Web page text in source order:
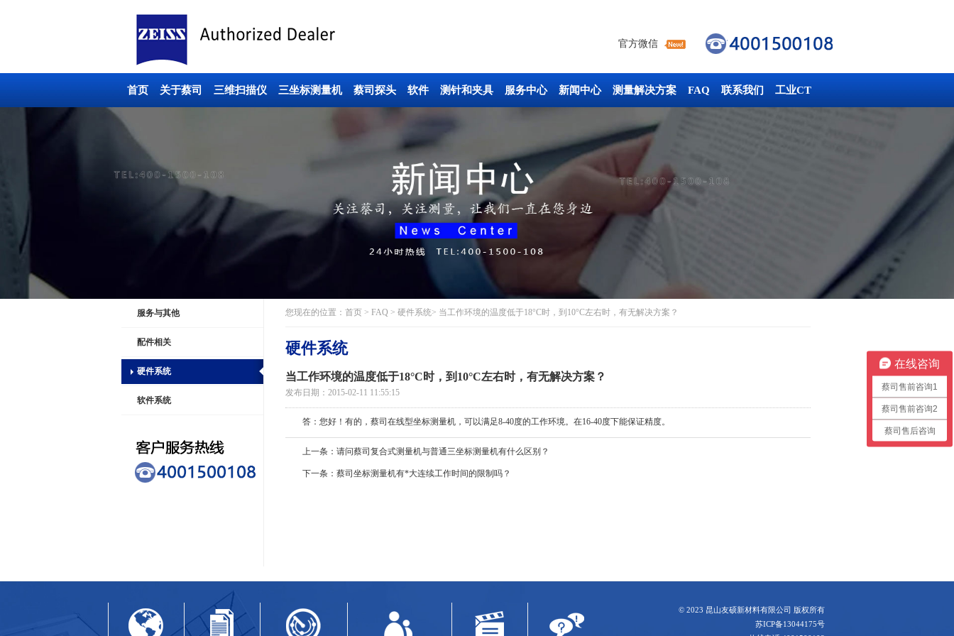
官方微信
首页 关于蔡司 三维扫描仪 三坐标测量机 蔡司探头 软件 测针和夹具 服务中心 新闻中心 测量解决方案 FAQ 联系我们 工业CT
服务与其他
配件相关
硬件系统
软件系统
您现在的位置： 首页 > FAQ > 硬件系统> 当工作环境的温度低于18°C时，到10°C左右时，有无解决方案？
硬件系统
当工作环境的温度低于18°C时，到10°C左右时，有无解决方案？
发布日期：2015-02-11 11:55:15
答：您好！有的，蔡司在线型坐标测量机，可以满足8-40度的工作环境。在16-40度下能保证精度。
上一条： 请问蔡司复合式测量机与普通三坐标测量机有什么区别？
下一条： 蔡司坐标测量机有*大连续工作时间的限制吗？
© 2023 昆山友硕新材料有限公司 版权所有
苏ICP备13044175号
在线咨询
蔡司售前咨询1
蔡司售前咨询2
蔡司售后咨询